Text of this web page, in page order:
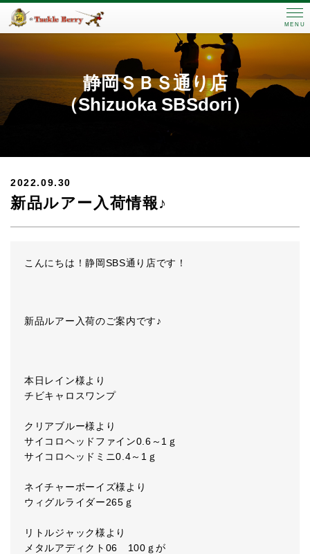
MENU
静岡ＳＢＳ通り店
（Shizuoka SBSdori）
2022.09.30
新品ルアー入荷情報♪
こんにちは！静岡SBS通り店です！
新品ルアー入荷のご案内です♪
本日レイン様より
チビキャロスワンプ
クリアブルー様より
サイコロヘッドファイン0.6～1ｇ
サイコロヘッドミニ0.4～1ｇ
ネイチャーボーイズ様より
ウィグルライダー265ｇ
リトルジャック様より
メタルアディクト06 100ｇが